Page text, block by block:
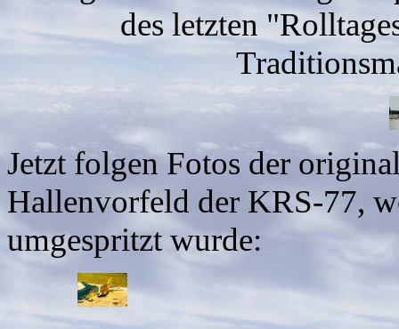
des letzten
Jetzt folgen Fotos der
Hallenvorfeld der KRS-77,
umgespritzt wurde: